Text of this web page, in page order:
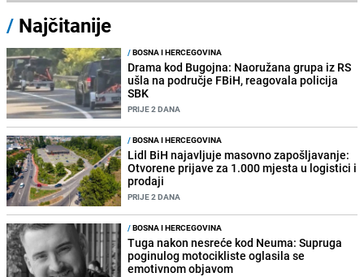
/ Najčitanije
/BOSNA I HERCEGOVINA
Drama kod Bugojna: Naoružana grupa iz RS
ušla na područje FBiH, reagovala policija
SBK
PRIJE 2 DANA
/BOSNA I HERCEGOVINA
Lidl BiH najavljuje masovno zapošljavanje:
Otvorene prijave za 1.000 mjesta u logistici i
prodaji
PRIJE 2 DANA
/BOSNA I HERCEGOVINA
Tuga nakon nesreće kod Neuma: Supruga
poginulog motocikliste oglasila se
emotivnom objavom